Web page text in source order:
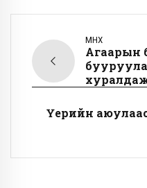
ӨМНӨХ
Агаарын
Үерийн аюулаас